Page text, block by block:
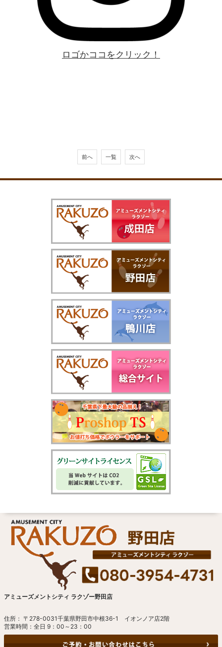
ロゴかココをクリック！
前へ 一覧 次へ
アミューズメントシティ ラクゾー野田店
住所： 〒278-0031千葉県野田市中根36-1 イオンノア店2階
営業時間：全日 9：00～23：00